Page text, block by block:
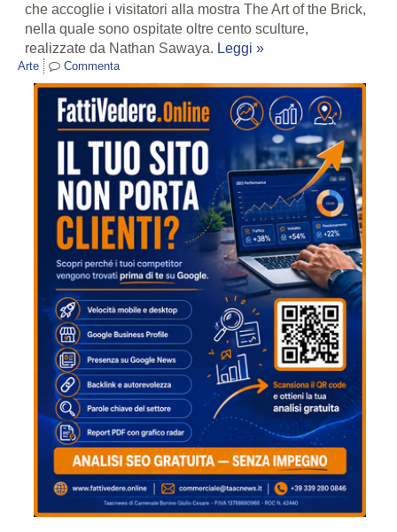
che accoglie i visitatori alla mostra The Art of the Brick,
nella quale sono ospitate oltre cento sculture,
realizzate da Nathan Sawaya. Leggi »
Arte Commenta